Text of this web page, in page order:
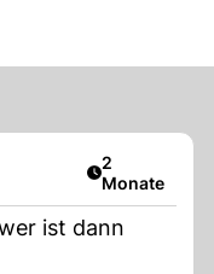
Artikel
2
Monate
ist dann